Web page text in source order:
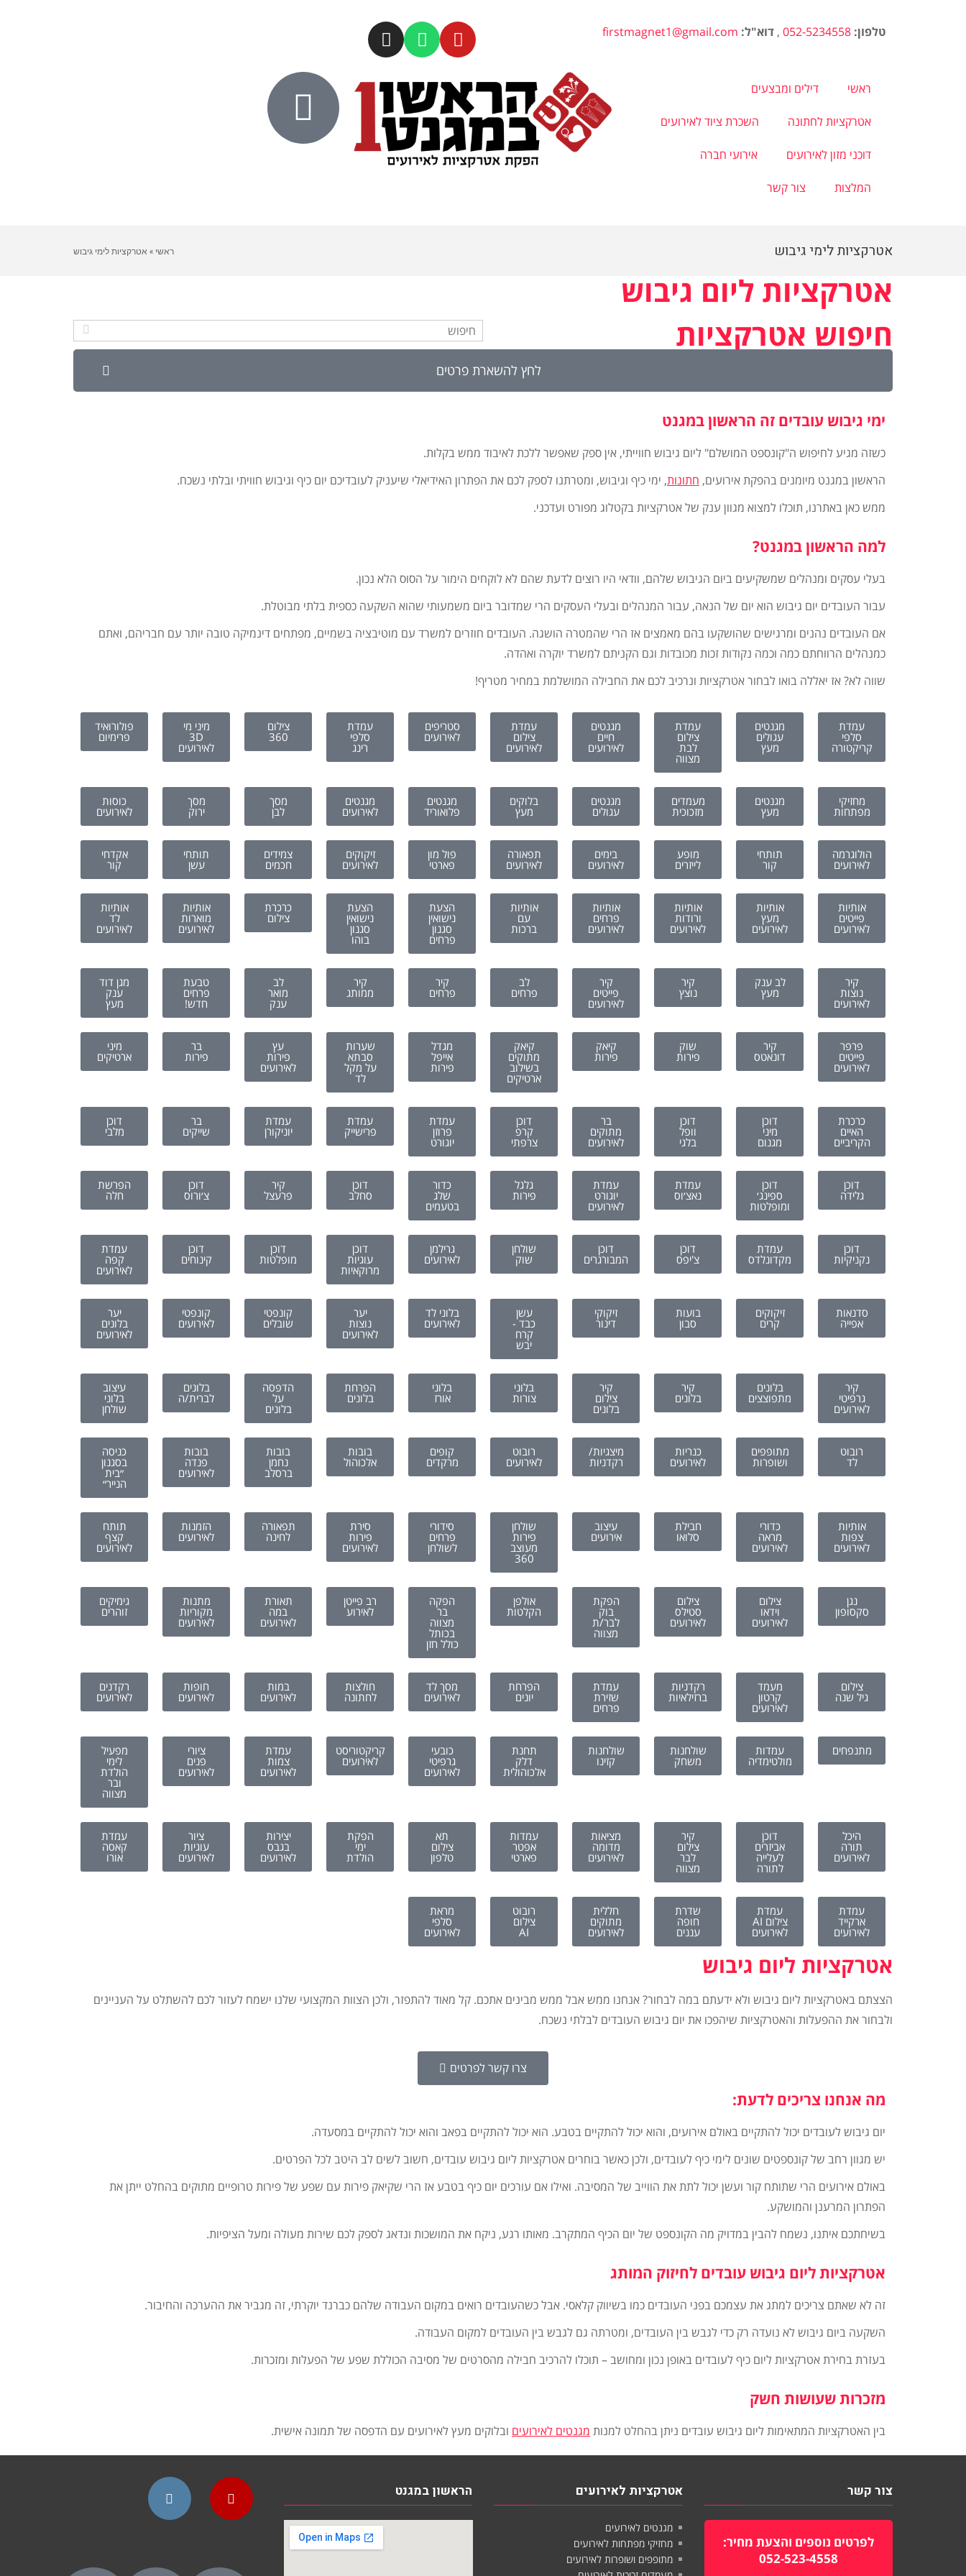
טלפון: 052-5234558
, דוא"ל: firstmagnet1@gmail.com
ראשי דילים ומבצעים
אטרקציות לחתונה השכרת ציוד לאירועים
דוכני מזון לאירועים אירועי חברה
המלצות צור קשר
אטרקציות לימי גיבוש ראשי » אטרקציות לימי גיבוש
אטרקציות ליום גיבוש
חיפוש אטרקציות
לחץ להשארת פרטים
ימי גיבוש עובדים זה הראשון במגנט
כשזה מגיע לחיפוש ה"קונספט המושלם" ליום גיבוש חווייתי, אין ספק שאפשר ללכת לאיבוד ממש בקלות.
הראשון במגנט מיומנים בהפקת אירועים, חתונות, ימי כיף וגיבוש, ומטרתנו לספק לכם את הפתרון האידיאלי שיעניק לעובדיכם יום כיף וגיבוש חוויתי ובלתי נשכח.
ממש כאן באתרנו, תוכלו למצוא מגוון ענק של אטרקציות בקטלוג מפורט ועדכני.
למה הראשון במגנט?
בעלי עסקים ומנהלים שמשקיעים ביום הגיבוש שלהם, וודאי היו רוצים לדעת שהם לא לוקחים הימור על הסוס הלא נכון.
עבור העובדים יום גיבוש הוא יום של הנאה, עבור המנהלים ובעלי העסקים הרי שמדובר ביום משמעותי שהוא השקעה כספית בלתי מבוטלת.
אם העובדים נהנים ומרגישים שהושקעו בהם מאמצים אז הרי שהמטרה הושגה. העובדים חוזרים למשרד עם מוטיבציה בשמיים, מפתחים דינמיקה טובה יותר עם חבריהם, ואתם
כמנהלים הרווחתם כמה וכמה נקודות זכות מכובדות וגם הקניתם למשרד יוקרה ואהדה.
שווה לא? אז יאללה בואו לבחור אטרקציות ונרכיב לכם את החבילה המושלמת במחיר מטריף!
עמדת
סלפי
קריקטורה
מגנטים
עגולים
מעץ
עמדת
צילום
לבת
מצווה
מגנטים
חיים
לאירועים
עמדת
צילום
לאירועים
סטריפים
לאירועים
עמדת
סלפי
רינג
צילום
360
מיני מי
3D
לאירועים
פולורואיד
פרימיום
מחזיקי
מפתחות
מגנטים
מעץ
מעמדים
מזכוכית
מגנטים
עגולים
בלוקים
מעץ
מגנטים
פלואוריד
מגנטים
לאירועים
מסך
לבן
מסך
ירוק
כוסות
לאירועים
הולוגרמה
לאירועים
תותחי
קור
מופע
לייזרים
בימים
לאירועים
תפאורה
לאירועים
פול מון
פארטי
זיקוקים
לאירועים
צמידים
חכמים​
תותחי
עשן
אקדחי
קור
אותיות
פייטים
לאירועים
אותיות
מעץ
לאירועים
אותיות
ורודות
לאירועים
אותיות
פרחים
לאירועים
אותיות
עם
ברכות
הצעת
נישואין
סגנון
פרחים
הצעת
נישואין
סגנון
בוהו
כרכרת
צילום
אותיות
מוארות
לאירועים
אותיות
לד
לאירועים
קיר
נוצות
לאירועים
לב ענק
מעץ
קיר
נוצץ
קיר
פייטים
לאירועים
לב
פרחים
קיר
פרחים
קיר
ממותג
לב
מואר
ענק
טבעת
פרחים
חדש!
מגן דוד
ענק
מעץ
פרפר
פייטים
לאירועים
קיר
דונאטס
שוק
פירות
קיאק
פירות
קיאק
מתוקים
בשילוב
ארטיקים
מגדל
אייפל
פירות
שערות
סבתא
על מקל
לד
עץ
פירות
לאירועים
בר
פירות
מיני
ארטיקים
כרכרת
האיים
הקריביים
דוכן
מיני
מגנום
דוכן
וופל
בלגי
בר
מתוקים
לאירועים
דוכן
קרפ
צרפתי
עמדת
פרוזן
יוגורט
עמדת
פרישייק
עמדת
יוניקורן
בר
שייקים
דוכן
מלבי
דוכן
גלידה
דוכן
ספינג׳
ומופלטות
עמדת
נאצ׳וס
עמדת
יוגורט
לאירועים
גלגל
פירות
כדור
שלג
בטעמים
דוכן
סחלב
קיר
פרעצל
דוכן
צ׳ורוס
הפרשת
חלה
דוכן
נקניקיות
עמדת
מקדונלדס
דוכן
צ'יפס
דוכן
המבורגרים
שולחן
שוק
גרילמן
לאירועים
דוכן
עוגיות
מרוקאיות
דוכן
מופלטות
דוכן
קינוחים
עמדת
קפה
לאירועים
סדנאות
אפייה
זיקוקים
קרים
בועות
סבון
זיקוקי
דינור
עשן
כבד -
קרח
יבש
בלוני לד
לאירועים
יער
נוצות
לאירועים
קונפטי
שובלים
קונפטי
לאירועים
יער
בלונים
לאירועים
קיר
גרפיטי
לאירועים
בלונים
מתפוצצים
קיר
בלונים
קיר
צילום
בלונים
בלוני
צורות
בלוני
אורז
הפרחת
בלונים
הדפסה
על
בלונים
בלונים
לברית/ה
עיצוב
בלוני
שולחן
רובוט
לד
מתופפים
ושופרות
כנריות
לאירועים
מיצגיות/
רקדניות
רובוט
לאירועים
קופים
מרקדים
בובות
אלכוהול
בובות
נחמן
ברסלב
בובות
פנדה
לאירועים
כניסה
בסגנון
״בית
הנייר״
אותיות
צפות
לאירועים
כדורי
מראה
לאירועים
חבילת
סלואו
עיצוב
אירועים
שולחן
פירות
מעוצב
360
סידורי
פרחים
לשולחן
סירת
פירות
לאירועים
תפאורה
לחינה
הזמנות
לאירועים
תותח
קצף
לאירועים
נגן
סקסופון
צילום
וידאו
לאירועים
צילום
סטילס
לאירועים
הפקת
בוק
לבר/ת
מצווה
אולפן
הקלטות
הפקה
בר
מצווה
בכותל
כולל חזן
רב פייטן
לאירוע
תאורת
במה
לאירועים
מתנות
מקוריות
לאירועים
גימיקים
זוהרים
צילום
גיל שנה
מעמד
קרטון
לאירועים
רקדניות
ברזילאיות
עמדת
שזירת
פרחים
הפרחת
יונים
מסך לד
לאירועים
חולצות
לחתונה
במות
לאירועים
חופות
לאירועים
רקדנים
לאירועים
מתנפחים עמדות
מולטימדיה
שולחנות
משחק
שולחנות
קזינו
תחנת
דלק
אלכוהולית
כובעי
גרפיטי
לאירועים
קריקטוריסט
לאירועים
עמדת
צמות
לאירועים
ציורי
פנים
לאירועים
מפעיל
לימי
הולדת
ובר
מצווה
היכל
תורה
לאירועים
דוכן
אביזרים
לעלייה
לתורה
קיר
צילום
לבר
מצווה
מציאות
מדומה
לאירועים
עמדות
אפטר
פארטי
תא
צילום
טלפון
הפקת
ימי
הולדת
יצירות
בגבס
לאירועים
ציור
עוגיות
לאירועים
עמדת
קאסה
אורו
עמדת
ארקייד
לאירועים
עמדת
צילום AI
לאירועים
שדרת
חופה
עננים
חללית
מתוקים
לאירועים
רובוט
צילום
AI
מראת
סלפי
לאירועים
אטרקציות ליום גיבוש
הצצתם באטרקציות ליום גיבוש ולא ידעתם במה לבחור? אנחנו ממש אבל ממש מבינים אתכם. קל מאוד להתפזר, ולכן הצוות המקצועי שלנו ישמח לעזור לכם להשתלט על העניינים
ולבחור את ההפעלות והאטרקציות שיהפכו את יום גיבוש העובדים לבלתי נשכח.
צרו קשר לפרטים
מה אנחנו צריכים לדעת:
יום גיבוש לעובדים יכול להתקיים באולם אירועים, והוא יכול להתקיים בטבע. הוא יכול להתקיים בפאב והוא יכול להתקיים במסעדה.
יש מגוון רחב של קונספטים שונים לימי כיף לעובדים, ולכן כאשר בוחרים אטרקציות ליום גיבוש עובדים, חשוב לשים לב היטב לכל הפרטים.
באולם אירועים הרי שתותח קור ועשן יכול לתת את הווייב של המסיבה. ואילו אם עורכים יום כיף בטבע אז הרי שקיאק פירות עם שפע של פירות טרופיים מתוקים בהחלט ייתן את
הפתרון המרענן והמושקע.
בשיחתכם איתנו, נשמח להבין במדויק מה הקונספט של יום הכיף המתקרב. מאותו רגע, ניקח את המושכות ונדאג לספק לכם שירות מעולה ומעל הציפיות.
אטרקציות ליום גיבוש עובדים לחיזוק המותג
זה לא שאתם צריכים למתג את עצמכם בפני העובדים כמו בשיווק קלאסי. אבל כשהעובדים רואים במקום העבודה שלהם כברנד יוקרתי, זה מגביר את ההערכה והחיבור.
השקעה ביום גיבוש לא נועדה רק כדי לגבש בין העובדים, ומטרתה גם לגבש בין העובדים למקום העבודה.
בעזרת בחירת אטרקציות ליום כיף לעובדים באופן נכון ומחושב – תוכלו להרכיב חבילה מהסרטים של מסיבה הכוללת שפע של הפעלות ומזכרות.
מזכרות שעושות חשק
בין האטרקציות המתאימות ליום גיבוש עובדים ניתן בהחלט למנות מגנטים לאירועים ובלוקים מעץ לאירועים עם הדפסה של תמונה אישית.
צור קשר
לפרטים נוספים והצעת מחיר:
052-523-4558
אטרקציות לאירועים
מגנטים לאירועים
מחזיקי מפתחות לאירועים
מתופפים ושופרות לאירועים
הראשון במגנט